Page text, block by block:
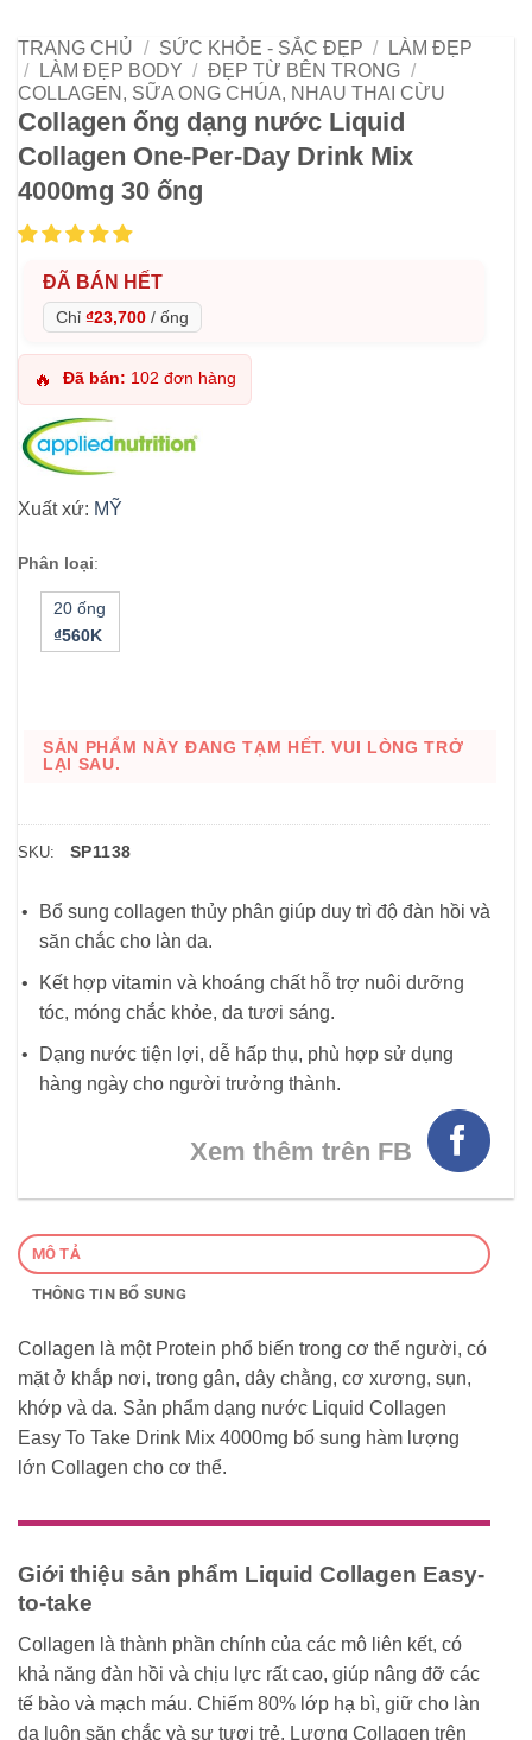
TRANG CHỦ / SỨC KHỎE - SẮC ĐẸP /
LÀM ĐẸP
/
LÀM ĐẸP BODY / ĐẸP TỪ BÊN TRONG /
COLLAGEN, SỮA ONG CHÚA, NHAU THAI CỪU
Collagen ống dạng nước Liquid
Collagen One-Per-Day Drink Mix
4000mg 30 ống
ĐÃ BÁN HẾT
Chỉ ₫23,700 / ống
🔥 Đã bán: 102 đơn hàng
Xuất xứ: MỸ
Phân loại:
20 ống
₫560K
SẢN PHẨM NÀY ĐANG TẠM HẾT. VUI LÒNG TRỞ
LẠI SAU.
SKU: SP1138
Bổ sung collagen thủy phân giúp duy trì độ đàn hồi và
săn chắc cho làn da.
Kết hợp vitamin và khoáng chất hỗ trợ nuôi dưỡng
tóc, móng chắc khỏe, da tươi sáng.
Dạng nước tiện lợi, dễ hấp thụ, phù hợp sử dụng
hàng ngày cho người trưởng thành.
Xem thêm trên FB
MÔ TẢ
THÔNG TIN BỔ SUNG
Collagen là một Protein phổ biến trong cơ thể người, có
mặt ở khắp nơi, trong gân, dây chằng, cơ xương, sụn,
khớp và da. Sản phẩm dạng nước Liquid Collagen
Easy To Take Drink Mix 4000mg bổ sung hàm lượng
lớn Collagen cho cơ thể.
Giới thiệu sản phẩm Liquid Collagen Easy-
to-take
Collagen là thành phần chính của các mô liên kết, có
khả năng đàn hồi và chịu lực rất cao, giúp nâng đỡ các
tế bào và mạch máu. Chiếm 80% lớp hạ bì, giữ cho làn
da luôn săn chắc và sự tươi trẻ. Lượng Collagen trên